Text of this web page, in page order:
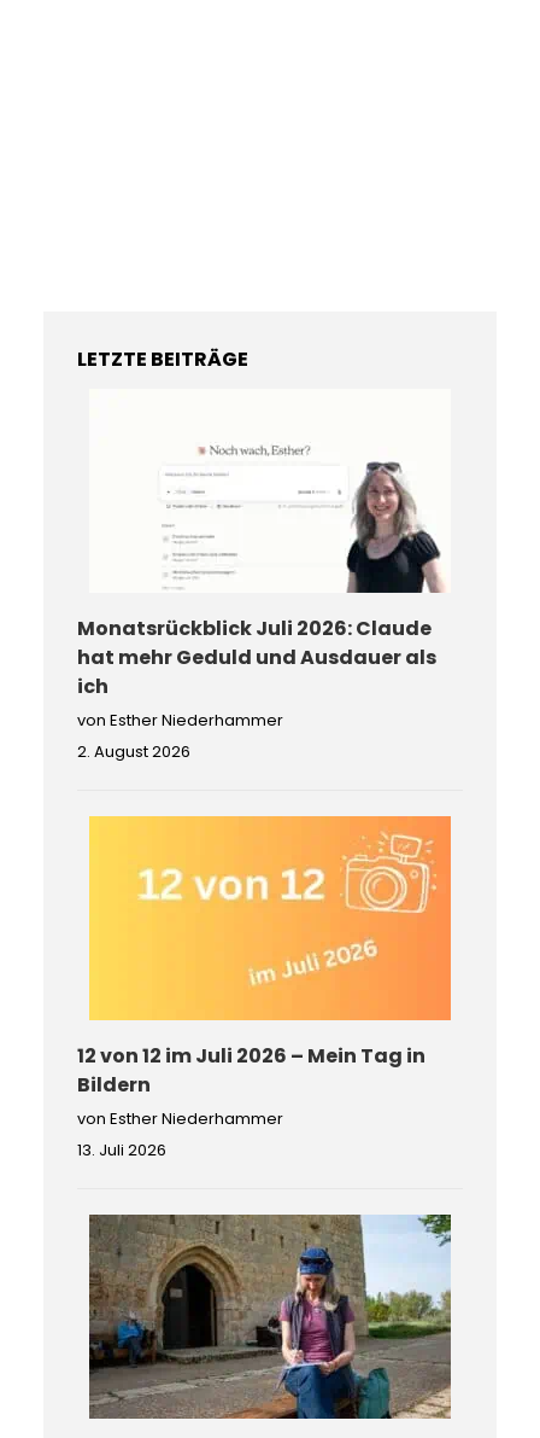
LETZTE BEITRÄGE
Monatsrückblick Juli 2026: Claude
hat mehr Geduld und Ausdauer als
ich
von Esther Niederhammer
2. August 2026
12 von 12 im Juli 2026 – Mein Tag in
Bildern
von Esther Niederhammer
13. Juli 2026